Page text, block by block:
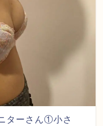
ターさん①小さ